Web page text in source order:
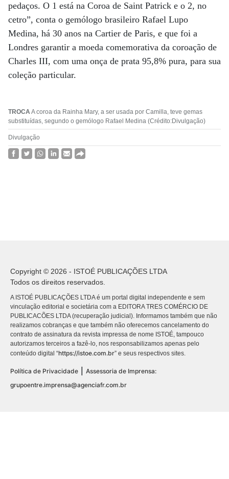
pedaços. O 1 está na Coroa de Saint Patrick e o 2, no
cetro”, conta o gemólogo brasileiro Rafael Lupo
Medina, há 30 anos na Cartier de Paris, e que foi a
Londres garantir a moeda comemorativa da coroação de
Charles III, com uma onça de prata 95,8% pura, para sua
coleção particular.
TROCAA coroa da Rainha Mary, a ser usada por Camilla, teve gemas
substituídas, segundo o gemólogo Rafael Medina (Crédito:Divulgação)
Divulgação
Copyright © 2026 - ISTOÉ PUBLICAÇÕES LTDA
Todos os direitos reservados.
A ISTOÉ PUBLICAÇÕES LTDA é um portal digital independente e sem
vinculação editorial e societária com a EDITORA TRES COMÉRCIO DE
PUBLICACÕES LTDA (recuperação judicial). Informamos também que não
realizamos cobranças e que também não oferecemos cancelamento do
contrato de assinatura da revista impressa de nome ISTOÉ, tampouco
autorizamos terceiros a fazê-lo, nos responsabilizamos apenas pelo
conteúdo digital “https://istoe.com.br” e seus respectivos sites.
Política de Privacidade
Assessoria de Imprensa:
grupoentre.imprensa@agenciafr.com.br